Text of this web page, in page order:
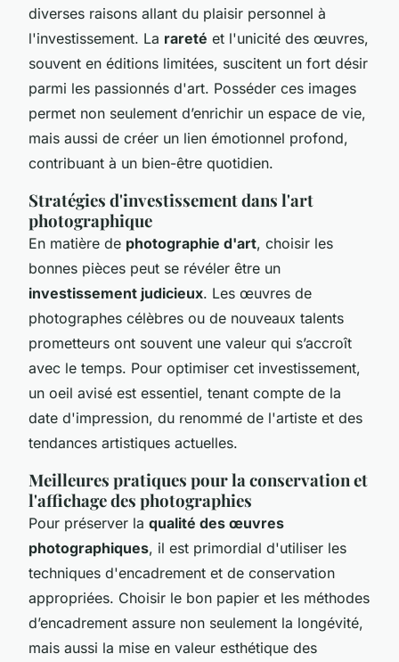
diverses raisons allant du plaisir personnel à
l'investissement. La rareté et l'unicité des œuvres,
souvent en éditions limitées, suscitent un fort désir
parmi les passionnés d'art. Posséder ces images
permet non seulement d’enrichir un espace de vie,
mais aussi de créer un lien émotionnel profond,
contribuant à un bien-être quotidien.
Stratégies d'investissement dans l'art
photographique
En matière de photographie d'art, choisir les
bonnes pièces peut se révéler être un
investissement judicieux. Les œuvres de
photographes célèbres ou de nouveaux talents
prometteurs ont souvent une valeur qui s’accroît
avec le temps. Pour optimiser cet investissement,
un oeil avisé est essentiel, tenant compte de la
date d'impression, du renommé de l'artiste et des
tendances artistiques actuelles.
Meilleures pratiques pour la conservation et
l'affichage des photographies
Pour préserver la qualité des œuvres
photographiques, il est primordial d'utiliser les
techniques d'encadrement et de conservation
appropriées. Choisir le bon papier et les méthodes
d’encadrement assure non seulement la longévité,
mais aussi la mise en valeur esthétique des